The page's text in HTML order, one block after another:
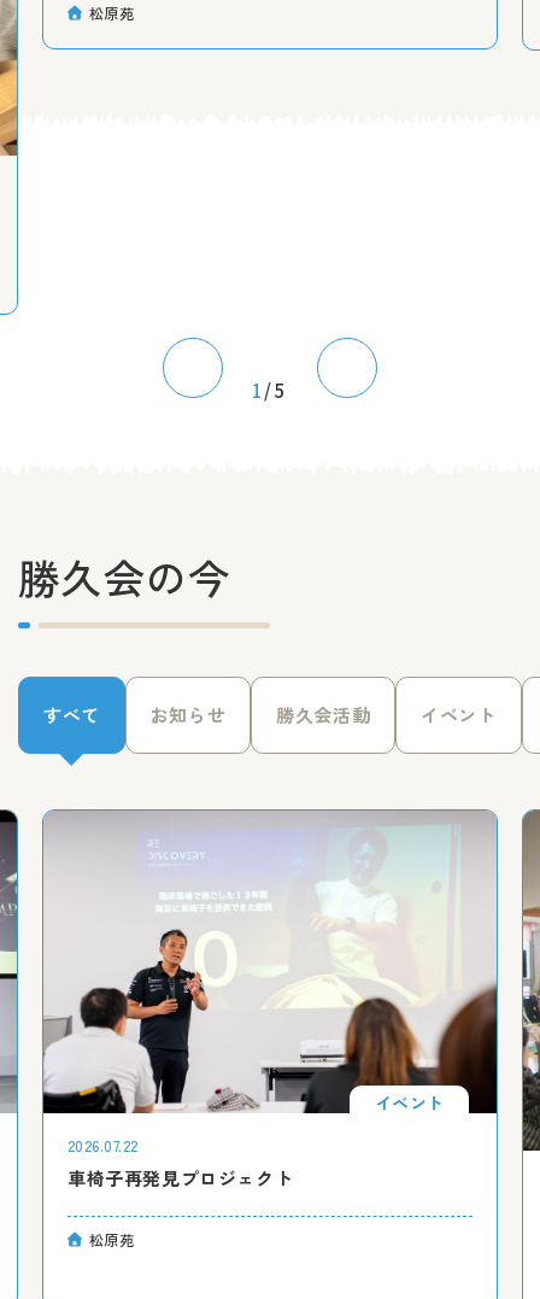
松原苑
1/5
勝久会の今
すべて お知らせ 勝久会活動 イベント
イベント
2026.07.22
車椅子再発見プロジェクト
松原苑